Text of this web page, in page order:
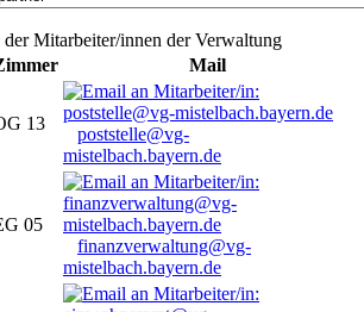
der Mitarbeiter/innen der Verwaltung
Mail
13
poststelle@vg-
mistelbach.bayern.de
05
finanzverwaltung@vg-
mistelbach.bayern.de